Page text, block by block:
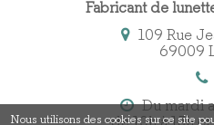
Fabricant de
109 Rue
69009
Du mardi
Nous utilisons des cookies sur ce site